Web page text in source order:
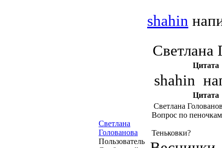
Светлана
Голованова
Пользователь
shahin
Светлана
Цитата
shahin
Цитата
Светлана
Вопрос по
Теньковки?